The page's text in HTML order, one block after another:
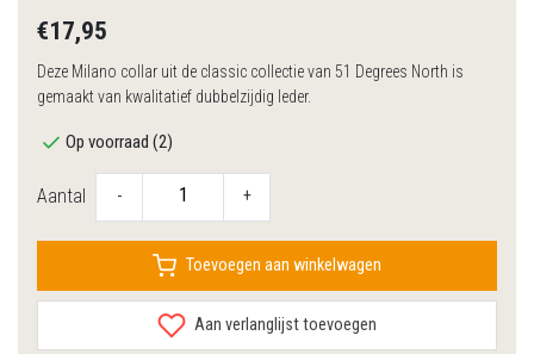
€17,95
Deze Milano collar uit de classic collectie van 51 Degrees North is
gemaakt van kwalitatief dubbelzijdig leder.
Op voorraad (2)
Aantal - +
Toevoegen aan winkelwagen
Aan verlanglijst toevoegen